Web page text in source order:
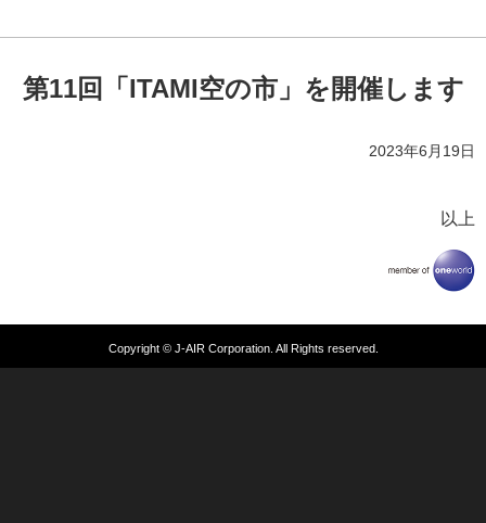
第11回「ITAMI空の市」を開催します
2023年6月19日
以上
Copyright © J-AIR Corporation. All Rights reserved.